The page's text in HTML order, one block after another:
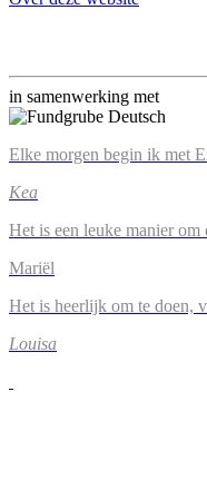
in samenwerking met
Elke morgen begin ik met
Kea
Het is een leuke manier
Mariël
Het is heerlijk om te doen,
Louisa